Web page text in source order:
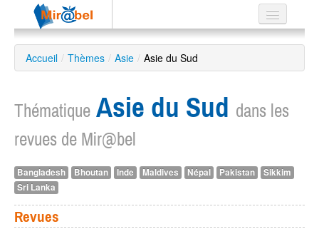
Le réseau
Soutien
Recherche
avancée
EN
ES
Accueil / Thèmes / Asie / Asie du Sud
Thématique Asie du Sud dans les
revues de Mir@bel
Bangladesh Bhoutan Inde Maldives Népal Pakistan
Sikkim
Sri Lanka
Revues